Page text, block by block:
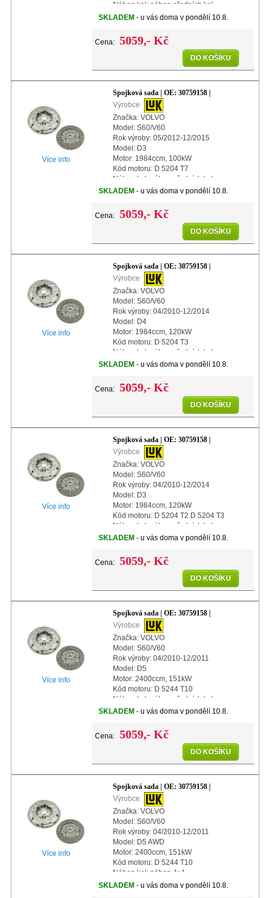
Náhon kol: náhon předních kol
Další info: s automatickým nastavením
SKLADEM - u vás doma v pondělí 10.8.
Cena: 5059,- Kč
DO KOŠÍKU
Více info
Spojková sada | OE: 30759158 |
Výrobce
Značka: VOLVO
Model: S60/V60
Rok výroby: 05/2012-12/2015
Model: D3
Motor: 1984ccm, 100kW
Kód motoru: D 5204 T7
Náhon kol: náhon předních kol
Další info: s automatickým nastavením
SKLADEM - u vás doma v pondělí 10.8.
Cena: 5059,- Kč
DO KOŠÍKU
Více info
Spojková sada | OE: 30759158 |
Výrobce
Značka: VOLVO
Model: S60/V60
Rok výroby: 04/2010-12/2014
Model: D4
Motor: 1984ccm, 120kW
Kód motoru: D 5204 T3
Náhon kol: náhon předních kol
Další info: s automatickým nastavením
SKLADEM - u vás doma v pondělí 10.8.
Cena: 5059,- Kč
DO KOŠÍKU
Více info
Spojková sada | OE: 30759158 |
Výrobce
Značka: VOLVO
Model: S60/V60
Rok výroby: 04/2010-12/2014
Model: D3
Motor: 1984ccm, 120kW
Kód motoru: D 5204 T2 D 5204 T3
Náhon kol: náhon předních kol
Další info: s automatickým nastavením
SKLADEM - u vás doma v pondělí 10.8.
Cena: 5059,- Kč
DO KOŠÍKU
Více info
Spojková sada | OE: 30759158 |
Výrobce
Značka: VOLVO
Model: S60/V60
Rok výroby: 04/2010-12/2011
Model: D5
Motor: 2400ccm, 151kW
Kód motoru: D 5244 T10
Náhon kol: náhon předních kol
Další info: s automatickým nastavením
SKLADEM - u vás doma v pondělí 10.8.
Cena: 5059,- Kč
DO KOŠÍKU
Více info
Spojková sada | OE: 30759158 |
Výrobce
Značka: VOLVO
Model: S60/V60
Rok výroby: 04/2010-12/2011
Model: D5 AWD
Motor: 2400ccm, 151kW
Kód motoru: D 5244 T10
Náhon kol: náhon 4x4
Další info: s automatickým nastavením
SKLADEM - u vás doma v pondělí 10.8.